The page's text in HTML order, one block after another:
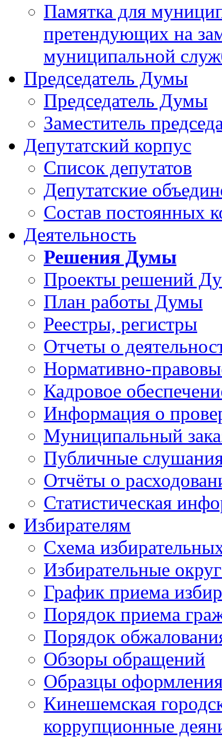
Памятка для
претендующих на
муниципальной
Председатель Думы
Председатель Думы
Заместитель
Депутатский корпус
Список депутатов
Депутатские
Состав постоянных
Деятельность
Решения Думы
Проекты решений
План работы Думы
Реестры, регистры
Отчеты о
Нормативно-
Кадровое
Информация о
Муниципальный
Публичные
Отчёты о
Статистическая
Избирателям
Схема
Избирательные
График приема
Порядок приема
Порядок
Обзоры обращений
Образцы
Кинешемская
коррупционные